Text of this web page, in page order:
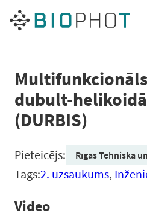
Pāriet
dubult-
(DURBIS)
Pieteicējs: Rīgas Tehniskā
Tags:2. uzsaukums,
Video